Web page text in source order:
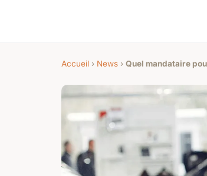
Accueil › News › Quel mandataire